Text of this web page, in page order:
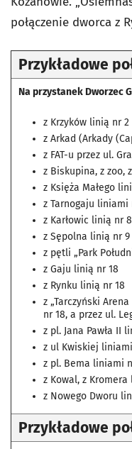
połączenie dworca z
Przykładowe
Na przystanek Dworzec
z Krzyków linią nr 2
z Arkad (Arkady
z FAT-u przez ul.
z Biskupina, z zoo,
z Księża Małego
z Tarnogaju liniami
z Karłowic linią nr 8
z Sępolna linią nr 9
z pętli „Park
z Gaju linią nr 18
z Rynku linią nr 18
z „Tarczyński
nr 18, a przez ul.
z pl. Jana Pawła II
z ul Kwiskiej
z pl. Bema liniami
z Kowal, z
z Nowego Dworu
Przykładowe